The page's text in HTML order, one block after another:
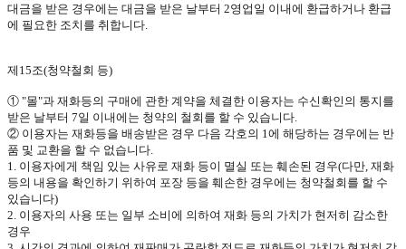
대금을 받은 경우에는 대금을 받은 날부터 2영업일 이내에 환급하거나 환급
에 필요한 조치를 취합니다
제 15조(청약철회 등)
① "몰"과 재화등의 구매에 관한 계약을 체결한 이용자는 수신확인의 통지를
받은 날부터 7일 이내에는 청약의 철회를 할 수 있습니다
② 이용자는 재화등을 배송받은 경우 다음 각호의 1 에 해당하는 경우에는 반
품 및 교환을 할 수 없습니다
1. 이용자에게 책임 있는 사유로 재화 등이 멸실 또는 훼손된 경우(다만 재화
등의 내용을 확인하기 위하여 포장 등을 훼손한 경우에는 청약철회를 할 수
있습니다)
2. 이용자의 사용 또는 일부 소비에 의하여 재화 등의 가치가 현저히 감소한
경우